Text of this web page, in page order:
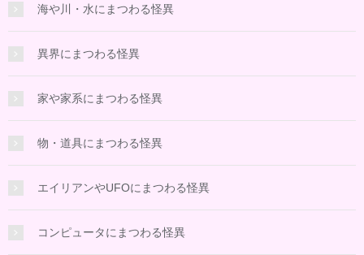
海や川・水にまつわる怪異
異界にまつわる怪異
家や家系にまつわる怪異
物・道具にまつわる怪異
エイリアンやUFOにまつわる怪異
コンピュータにまつわる怪異